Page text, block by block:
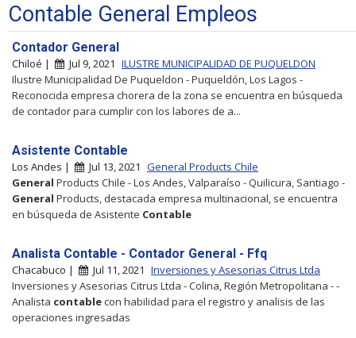
Contable General Empleos
Contador General
Chiloé | Jul 9, 2021 ILUSTRE MUNICIPALIDAD DE PUQUELDON
Ilustre Municipalidad De Puqueldon - Puqueldón, Los Lagos -
Reconocida empresa chorera de la zona se encuentra en búsqueda
de contador para cumplir con los labores de a...
Asistente Contable
Los Andes | Jul 13, 2021 General Products Chile
General Products Chile - Los Andes, Valparaíso - Quilicura, Santiago -
General Products, destacada empresa multinacional, se encuentra
en búsqueda de Asistente Contable
Analista Contable - Contador General - Ffq
Chacabuco | Jul 11, 2021 Inversiones y Asesorias Citrus Ltda
Inversiones y Asesorias Citrus Ltda - Colina, Región Metropolitana - -
Analista contablecon habilidad para el registro y analisis de las
operaciones ingresadas